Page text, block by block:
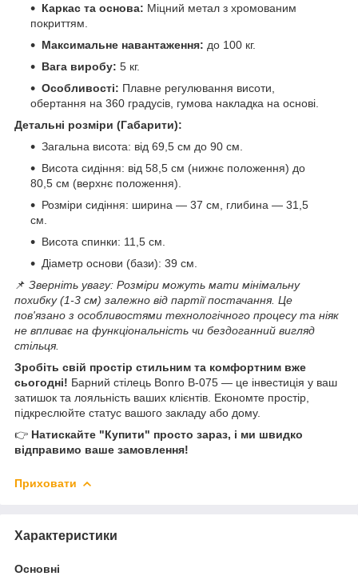
Каркас та основа: Міцний метал з хромованим
покриттям.
Максимальне навантаження: до 100 кг.
Вага виробу: 5 кг.
Особливості: Плавне регулювання висоти,
обертання на 360 градусів, гумова накладка на основі.
Детальні розміри (Габарити):
Загальна висота: від 69,5 см до 90 см.
Висота сидіння: від 58,5 см (нижнє положення) до
80,5 см (верхнє положення).
Розміри сидіння: ширина — 37 см, глибина — 31,5
см.
Висота спинки: 11,5 см.
Діаметр основи (бази): 39 см.
📌 Зверніть увагу: Розміри можуть мати мінімальну
похибку (1-3 см) залежно від партії постачання. Це
пов'язано з особливостями технологічного процесу та ніяк
не впливає на функціональність чи бездоганний вигляд
стільця.
Зробіть свій простір стильним та комфортним вже
сьогодні! Барний стілець Bonro B-075 — це інвестиція у ваш
затишок та лояльність ваших клієнтів. Економте простір,
підкреслюйте статус вашого закладу або дому.
👉 Натискайте "Купити" просто зараз, і ми швидко
відправимо ваше замовлення!
Приховати
Характеристики
Основні